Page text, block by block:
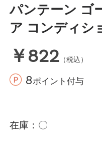
パンテーン ゴ
ア コンディシ
￥822 （税込）
8ポイント付与
在庫 〇